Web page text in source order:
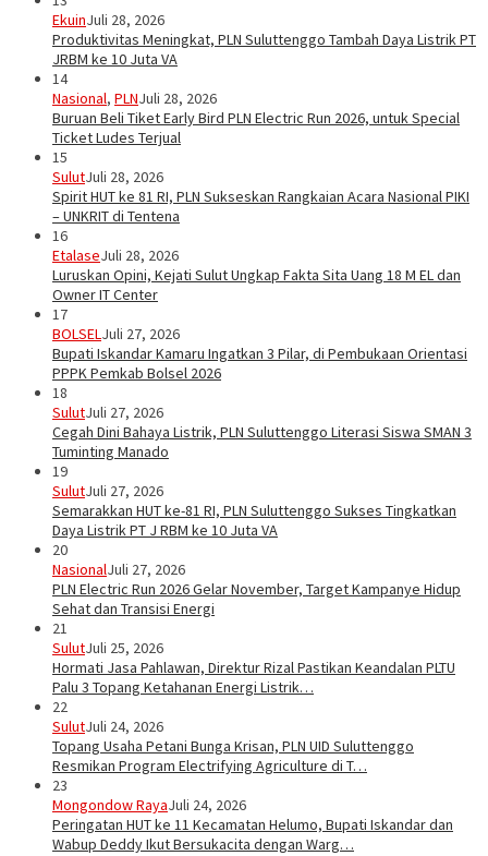
EkuinJuli 28, 2026
Produktivitas Meningkat, PLN Suluttenggo Tambah Daya Listrik PT
JRBM ke 10 Juta VA
14
Nasional, PLNJuli 28, 2026
Buruan Beli Tiket Early Bird PLN Electric Run 2026, untuk Special
Ticket Ludes Terjual
15
SulutJuli 28, 2026
Spirit HUT ke 81 RI, PLN Sukseskan Rangkaian Acara Nasional PIKI
– UNKRIT di Tentena
16
EtalaseJuli 28, 2026
Luruskan Opini, Kejati Sulut Ungkap Fakta Sita Uang 18 M EL dan
Owner IT Center
17
BOLSELJuli 27, 2026
Bupati Iskandar Kamaru Ingatkan 3 Pilar, di Pembukaan Orientasi
PPPK Pemkab Bolsel 2026
18
SulutJuli 27, 2026
Cegah Dini Bahaya Listrik, PLN Suluttenggo Literasi Siswa SMAN 3
Tuminting Manado
19
SulutJuli 27, 2026
Semarakkan HUT ke-81 RI, PLN Suluttenggo Sukses Tingkatkan
Daya Listrik PT J RBM ke 10 Juta VA
20
NasionalJuli 27, 2026
PLN Electric Run 2026 Gelar November, Target Kampanye Hidup
Sehat dan Transisi Energi
21
SulutJuli 25, 2026
Hormati Jasa Pahlawan, Direktur Rizal Pastikan Keandalan PLTU
Palu 3 Topang Ketahanan Energi Listrik…
22
SulutJuli 24, 2026
Topang Usaha Petani Bunga Krisan, PLN UID Suluttenggo
Resmikan Program Electrifying Agriculture di T…
23
Mongondow RayaJuli 24, 2026
Peringatan HUT ke 11 Kecamatan Helumo, Bupati Iskandar dan
Wabup Deddy Ikut Bersukacita dengan Warg…